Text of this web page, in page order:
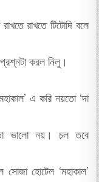
রাখতে টিটোদি বলে
করল নিলু।
এ করি নয়তো ‘দা
ভালো নয়। চল তবে
সোজা হোটেল ‘মহাকাল’